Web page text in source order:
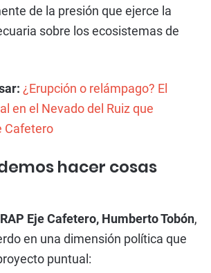
de la presión que ejerce la
sobre los ecosistemas de
¿Erupción o relámpago? El
en el Nevado del Ruiz que
Cafetero
hacer cosas
Eje Cafetero, Humberto Tobón,
en una dimensión política que
puntual: